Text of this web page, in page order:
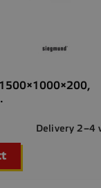
Delivery 2–4